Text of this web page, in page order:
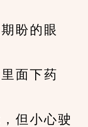
盼的眼
面下药
但小心驶